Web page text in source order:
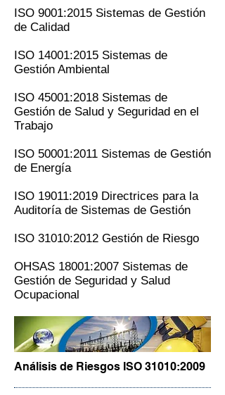
ISO 9001:2015 Sistemas de Gestión
de Calidad
ISO 14001:2015 Sistemas de
Gestión Ambiental
ISO 45001:2018 Sistemas de
Gestión de Salud y Seguridad en el
Trabajo
ISO 50001:2011 Sistemas de Gestión
de Energía
ISO 19011:2019 Directrices para la
Auditoría de Sistemas de Gestión
ISO 31010:2012 Gestión de Riesgo
OHSAS 18001:2007 Sistemas de
Gestión de Seguridad y Salud
Ocupacional
Análisis de Riesgos ISO 31010:2009